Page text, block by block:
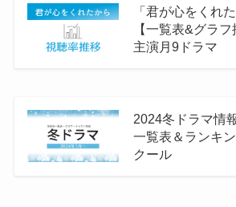
「君が心をくれ
【一覧表&グラ
主演月9ドラマ
2024冬ドラマ情
一覧表＆ランキ
クール